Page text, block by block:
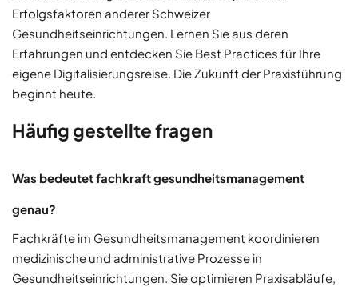
Erfolgsfaktoren anderer Schweizer
Gesundheitseinrichtungen. Lernen Sie aus deren
Erfahrungen und entdecken Sie Best Practices für Ihre
eigene Digitalisierungsreise. Die Zukunft der Praxisführung
beginnt heute.
Häufig gestellte fragen
Was bedeutet fachkraft gesundheitsmanagement
genau?
Fachkräfte im Gesundheitsmanagement koordinieren
medizinische und administrative Prozesse in
Gesundheitseinrichtungen. Sie optimieren Praxisabläufe,